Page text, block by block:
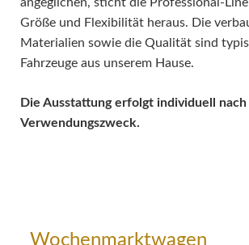
Größe und Flexibilität heraus. Die
Materialien sowie die Qualität sind
Fahrzeuge aus unserem Hause.
Die Ausstattung erfolgt individuell nach
Verwendungszweck.
Wochenmarktwagen